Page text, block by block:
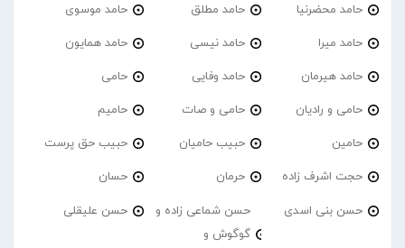
حامد محضرنیا حامد مطلق حامد موسوی
حامد میرا حامد نیسی حامد همایون
حامد هیرمان حامد وفایی حامی
حامی و رادیان حامی و صات حامیم
حامین حبیب حامیان حبیب حق پرست
حجت اشرف زاده حرمان حسان
حسن بنی اسدی
حسن شماعی زاده و
گوگوش و
حسن علیقلی